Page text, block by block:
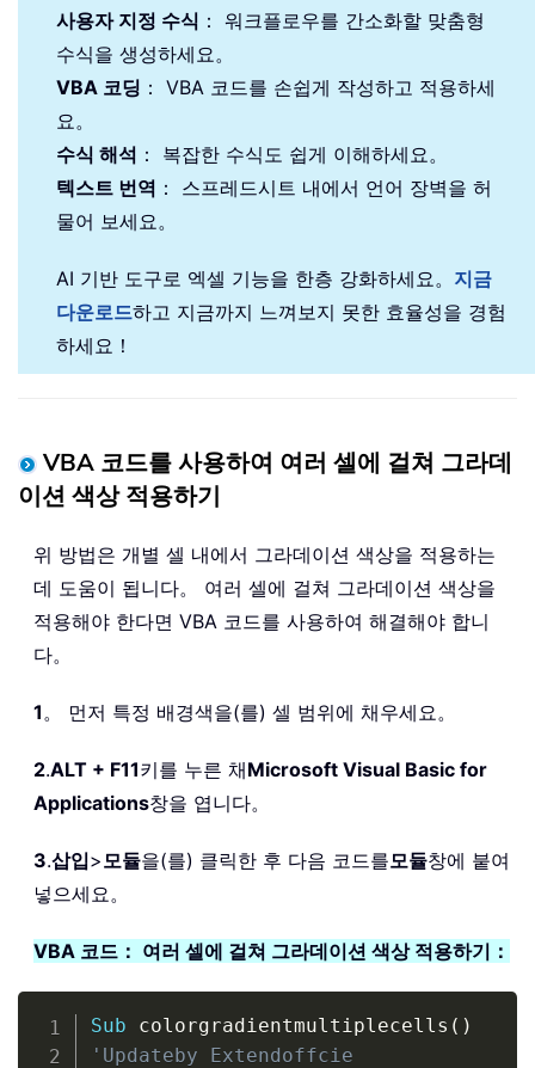
사용자 지정 수식 ： 워크플로우를 간소화할 맞춤형
수식을 생성하세요。
VBA 코딩 ： VBA 코드를 손쉽게 작성하고 적용하세
요。
수식 해석 ： 복잡한 수식도 쉽게 이해하세요。
텍스트 번역 ： 스프레드시트 내에서 언어 장벽을 허
물어 보세요。
AI 기반 도구로 엑셀 기능을 한층 강화하세요。 지금
다운로드하고 지금까지 느껴보지 못한 효율성을 경험
하세요！
VBA 코드를 사용하여 여러 셀에 걸쳐 그라데
이션 색상 적용하기
위 방법은 개별 셀 내에서 그라데이션 색상을 적용하는
데 도움이 됩니다。 여러 셀에 걸쳐 그라데이션 색상을
적용해야 한다면 VBA 코드를 사용하여 해결해야 합니
다。
1 。 먼저 특정 배경색을(를) 셀 범위에 채우세요。
2.ALT + F11키를 누른 채Microsoft Visual Basic for
Applications창을 엽니다。
3.삽입>모듈을(를) 클릭한 후 다음 코드를모듈창에 붙여
넣으세요。
VBA 코드： 여러 셀에 걸쳐 그라데이션 색상 적용하기：
Sub colorgradientmultiplecells ( )
'Updateby Extendoffcie
Copy